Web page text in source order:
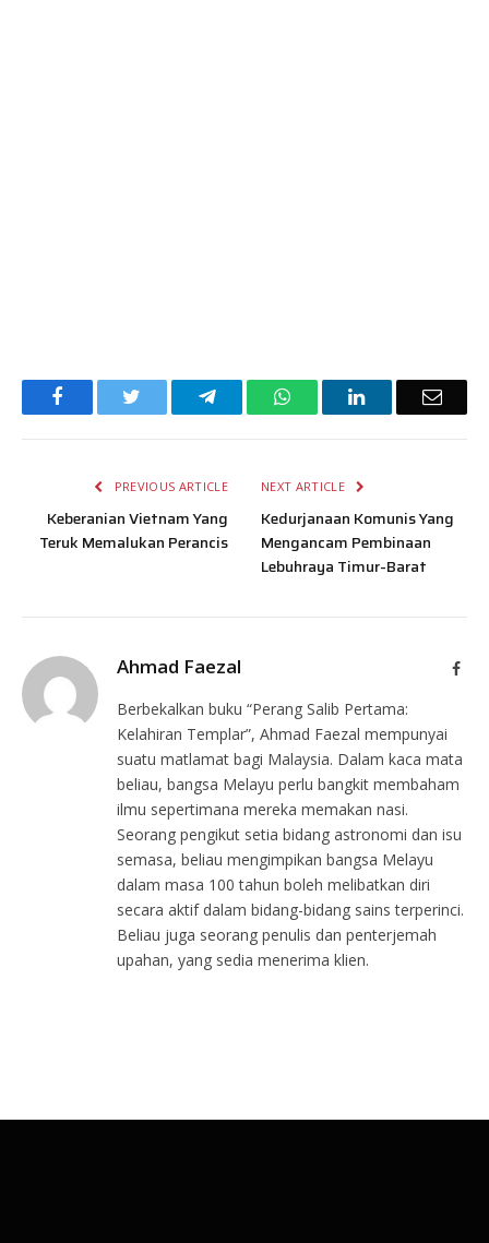
Facebook TelegramWhatsAppLinkedIn Email
PREVIOUS ARTICLE
Keberanian Vietnam Yang
Teruk Memalukan Perancis
NEXT ARTICLE
Kedurjanaan Komunis Yang
Mengancam Pembinaan
Lebuhraya Timur-Barat
Ahmad Faezal
Berbekalkan buku “Perang Salib Pertama:
Kelahiran Templar”, Ahmad Faezal mempunyai
suatu matlamat bagi Malaysia. Dalam kaca mata
beliau, bangsa Melayu perlu bangkit membaham
ilmu sepertimana mereka memakan nasi.
Seorang pengikut setia bidang astronomi dan isu
semasa, beliau mengimpikan bangsa Melayu
dalam masa 100 tahun boleh melibatkan diri
secara aktif dalam bidang-bidang sains terperinci.
Beliau juga seorang penulis dan penterjemah
upahan, yang sedia menerima klien.